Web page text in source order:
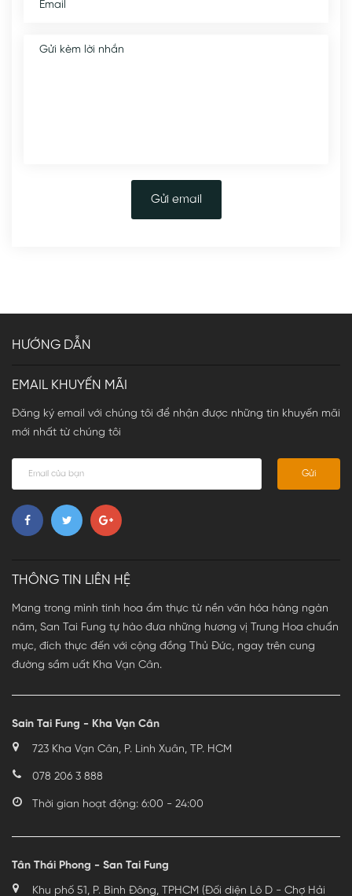
Gửi email
HƯỚNG DẪN
EMAIL KHUYẾN MÃI
Đăng ký email với chúng tôi để nhận được những tin khuyến mãi
mới nhất từ chúng tôi
Gửi
THÔNG TIN LIÊN HỆ
Mang trong mình tinh hoa ẩm thực từ nền văn hóa hàng ngàn
năm, San Tai Fung tự hào đưa những hương vị Trung Hoa chuẩn
mực, đích thực đến với cộng đồng Thủ Đức, ngay trên cung
đường sầm uất Kha Vạn Cân.
Sain Tai Fung - Kha Vạn Cân
723 Kha Vạn Cân, P. Linh Xuân, TP. HCM
078 206 3 888
Thời gian hoạt động: 6:00 - 24:00
Tân Thái Phong - San Tai Fung
Khu phố 51, P. Bình Đông, TPHCM (Đối diện Lô D - Chợ Hải